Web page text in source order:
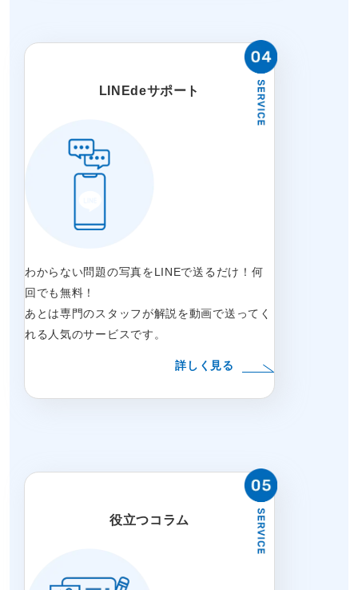
LINEdeサポート
わからない問題の写真をLINEで送るだけ！何
回でも無料！
あとは専門のスタッフが解説を動画で送ってく
れる人気のサービスです。
詳しく見る
役立つコラム